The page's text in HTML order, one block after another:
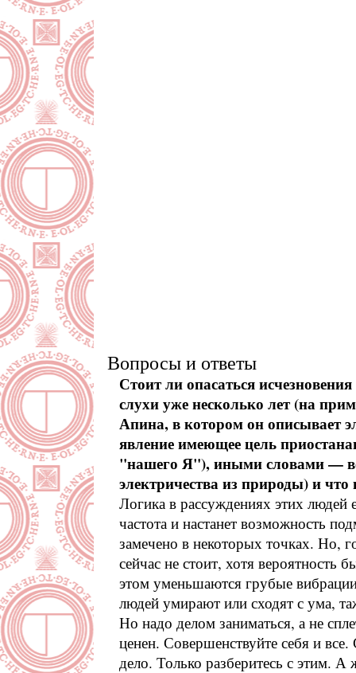
Вопросы и ответы
Стоит ли опасаться
слухи уже несколько лет (на
Апина, в котором он описывает
явление имеющее цель
"нашего Я"), иными словами —
электричества из природы) и что
Логика в рассуждениях этих людей
частота и настанет возможность
замечено в некоторых точках. Но,
сейчас не стоит, хотя вероятность
этом уменьшаются грубые
людей умирают или сходят с ума,
Но надо делом заниматься, а не
ценен. Совершенствуйте себя и
дело. Только разберитесь с этим. А